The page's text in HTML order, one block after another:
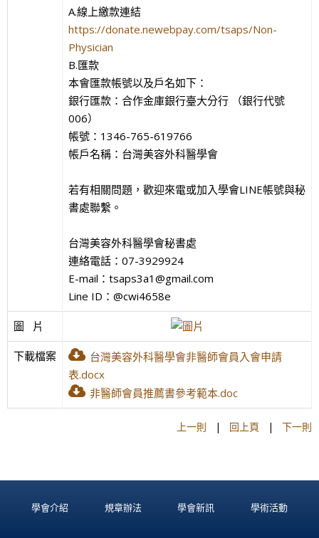
A.線上繳款連結
https://donate.newebpay.com/tsaps/Non-
Physician
B.匯款
本會匯款帳號以及戶名如下：
銀行匯款：合作金庫銀行臺大分行 （銀行代號
006）
帳號：1346-765-619766
帳戶名稱：台灣美容外科醫學會
若有相關問題，歡迎來電或加入學會LINE帳號與秘
書處聯繫。
台灣美容外科醫學會秘書處
連絡電話：07-3929924
E-mail：tsaps3a1@gmail.com
Line ID：@cwi4658e
圖   片
下載檔案
台灣美容外科醫學會非醫師會員入會申請
表.docx
非醫師會員推薦書參考範本.doc
上一則 | 回上頁 | 下一則
學會介紹 規章辦法 學會新訊 學術活動